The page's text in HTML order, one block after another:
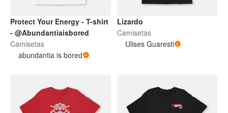
Protect Your Energy - T-shirt
- @Abundantiaisbored
Camisetas
abundantia is bored
Lizardo
Camisetas
Ulises Guaresti